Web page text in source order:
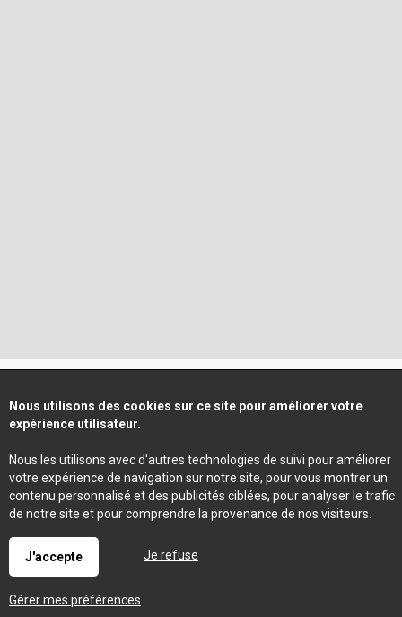
Nous utilisons des cookies sur ce site pour améliorer votre
expérience utilisateur.
Nous les utilisons avec d'autres technologies de suivi pour améliorer
votre expérience de navigation sur notre site, pour vous montrer un
contenu personnalisé et des publicités ciblées, pour analyser le trafic
de notre site et pour comprendre la provenance de nos visiteurs.
J'accepte Je refuse
Gérer mes préférences